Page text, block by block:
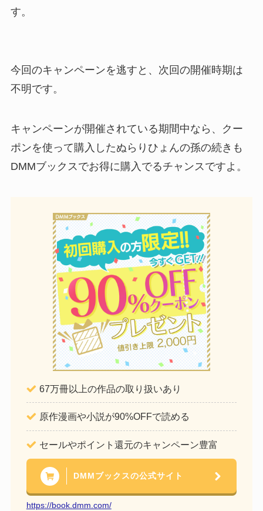
す。
今回のキャンペーンを逃すと、次回の開催時期は
不明です。
キャンペーンが開催されている期間中なら、クー
ポンを使って購入したぬらりひょんの孫の続きも
DMMブックスでお得に購入でるチャンスですよ。
67万冊以上の作品の取り扱いあり
原作漫画や小説が90%OFFで読める
セールやポイント還元のキャンペーン豊富
DMMブックスの公式サイト
https://book.dmm.com/